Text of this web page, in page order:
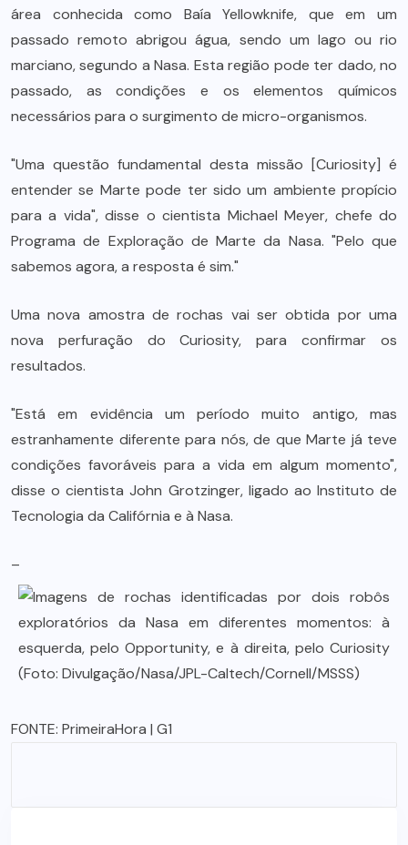
área conhecida como Baía Yellowknife, que em um
passado remoto abrigou água, sendo um lago ou rio
marciano, segundo a Nasa. Esta região pode ter dado, no
passado, as condições e os elementos químicos
necessários para o surgimento de micro-organismos.
"Uma questão fundamental desta missão [Curiosity] é
entender se Marte pode ter sido um ambiente propício
para a vida", disse o cientista Michael Meyer, chefe do
Programa de Exploração de Marte da Nasa. "Pelo que
sabemos agora, a resposta é sim."
Uma nova amostra de rochas vai ser obtida por uma
nova perfuração do Curiosity, para confirmar os
resultados.
"Está em evidência um período muito antigo, mas
estranhamente diferente para nós, de que Marte já teve
condições favoráveis para a vida em algum momento",
disse o cientista John Grotzinger, ligado ao Instituto de
Tecnologia da Califórnia e à Nasa.
–
FONTE: PrimeiraHora | G1